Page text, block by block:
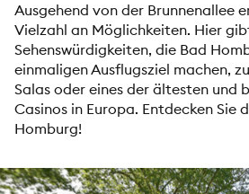
Ausgehend von der Brunnenallee
Vielzahl an Möglichkeiten. Hier
Sehenswürdigkeiten, die Bad
einmaligen Ausflugsziel machen,
Salas oder eines der ältesten und
Casinos in Europa. Entdecken Sie
Homburg!